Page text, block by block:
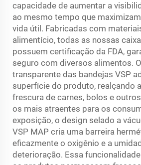
capacidade de aumentar a
ao mesmo tempo que
vida útil. Fabricadas com
alimentício, todas as nossas
possuem certificação da FDA,
seguro com diversos alimentos.
transparente das bandejas VSP
superfície do produto, realçando
frescura de carnes, bolos e
os mais atraentes para os
exposição, o design selado a
VSP MAP cria uma barreira
eficazmente o oxigênio e a
deterioração. Essa